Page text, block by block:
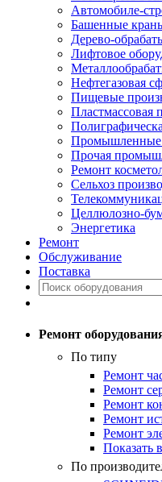
Автомобиле-
Башенные
Дерево-
Лифтовое
Нефтегазовая
Пищевые
Пластмассовая
Промышленные
Прочая
Ремонт
Сельхоз
Целлюлозно-
Энергетика
Ремонт
Обслуживание
Поставка
Ремонт
По типу
Ремонт
Ремонт
Ремонт
Ремонт
Ремонт
Показать
По